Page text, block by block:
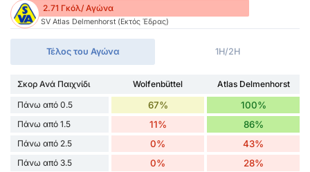
2.71 Γκόλ/ Αγώνα
SV Atlas Delmenhorst (Εκτός Έδρας)
Τέλος του Αγώνα 1H/2H
Σκορ Ανά Παιχνίδι Wolfenbüttel
Atlas Delmenhorst
Πάνω από 0.5
67% 100%
Πάνω από 1.5 11% 86%
Πάνω από 2.5 0% 43%
Πάνω από 3.5 0% 28%